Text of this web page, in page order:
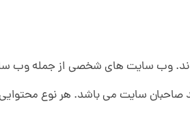
وب سایت های شخصی از جمله وب
صاحبان سایت می باشد. هر نوع